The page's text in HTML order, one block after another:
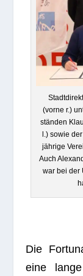
(vorne r.)
stän­den
l.) sowie
jäh­rige
Auch
war bei der
Die
eine